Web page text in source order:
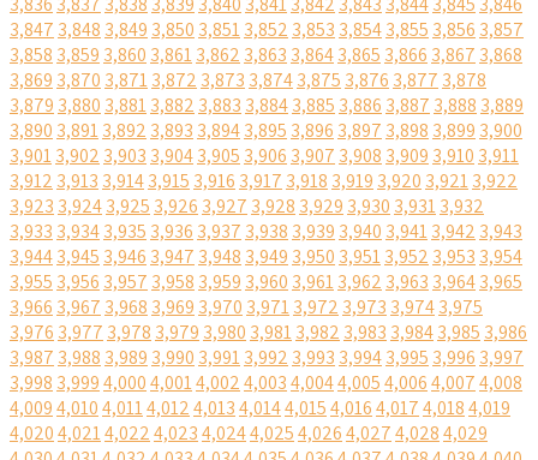
3,847 3,848 3,849 3,850 3,8513,852 3,853 3,8543,855 3,856 3,857
3,858 3,859 3,860 3,8613,862 3,863 3,8643,865 3,866 3,867 3,868
3,869 3,870 3,8713,872 3,873 3,8743,875 3,876 3,877 3,878
3,879 3,880 3,8813,882 3,883 3,8843,885 3,886 3,887 3,888 3,889
3,890 3,8913,892 3,893 3,8943,895 3,896 3,897 3,898 3,899 3,900
3,9013,902 3,903 3,9043,905 3,906 3,907 3,908 3,909 3,910 3,911
3,912 3,913 3,9143,915 3,916 3,917 3,918 3,919 3,920 3,9213,922
3,923 3,9243,925 3,926 3,927 3,928 3,929 3,930 3,9313,932
3,933 3,9343,935 3,936 3,937 3,938 3,939 3,940 3,9413,942 3,943
3,9443,945 3,946 3,947 3,948 3,949 3,950 3,9513,952 3,953 3,954
3,955 3,956 3,957 3,958 3,959 3,960 3,9613,962 3,963 3,9643,965
3,966 3,967 3,968 3,969 3,970 3,9713,972 3,973 3,9743,975
3,976 3,977 3,978 3,979 3,980 3,9813,982 3,983 3,9843,985 3,986
3,987 3,988 3,989 3,990 3,9913,992 3,993 3,9943,995 3,996 3,997
3,998 3,9994,0004,0014,0024,0034,0044,0054,0064,0074,008
4,0094,0104,0114,0124,0134,0144,0154,0164,0174,0184,019
4,0204,0214,0224,0234,0244,0254,0264,0274,0284,029